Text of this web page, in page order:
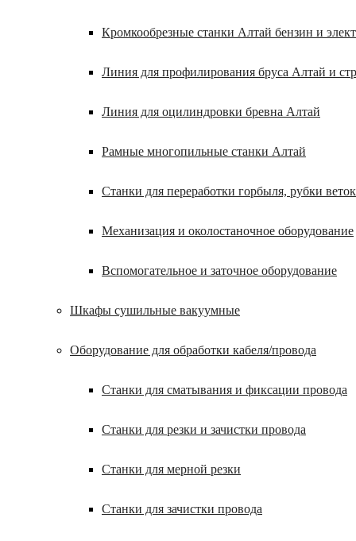
Кромкообрезные станки Алтай бензин и
Линия для профилирования бруса Алтай и
Линия для оцилиндровки бревна Алтай
Рамные многопильные станки Алтай
Станки для переработки горбыля, рубки
Механизация и околостаночное оборудование
Вспомогательное и заточное оборудование
Шкафы сушильные вакуумные
Оборудование для обработки кабеля/провода
Станки для сматывания и фиксации провода
Станки для резки и зачистки провода
Станки для мерной резки
Станки для зачистки провода